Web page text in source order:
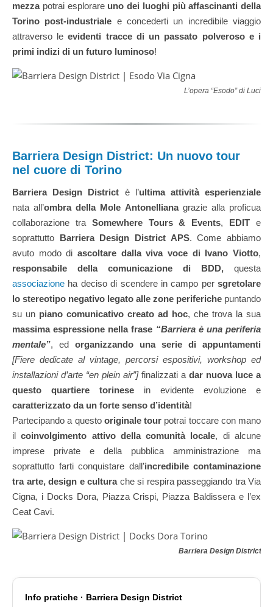
mezzapotrai esplorare uno dei luoghi più affascinanti della
Torino post-industriale e concederti un incredibile viaggio
attraverso leevidenti tracce di un passato polveroso e i
primi indizi di un futuro luminoso!
L’opera “Esodo” di
Barriera Design District: Un nuovo tour
nel cuore di Torino
Barriera Design District è l’ultima attività esperienziale
nata all’ombra della Mole Antonellianagrazie alla proficua
collaborazione tra Somewhere Tours & Events, EDIT e
soprattutto Barriera Design District APS. Come abbiamo
avuto modo di ascoltare dalla viva voce di Ivano Viotto,
responsabile della comunicazione di BDD, questa
associazione ha deciso di scendere in campo per sgretolare
lo stereotipo negativo legato alle zone periferiche puntando
su un piano comunicativo creato ad hoc, che trova la sua
massima espressione nella frase “Barriera è una periferia
mentale”, ed organizzando una serie di appuntamenti
[Fiere dedicate al vintage, percorsi espositivi, workshop ed
installazioni d’arte “en plein air”]finalizzati a dar nuova luce a
questo quartiere torinese in evidente evoluzione e
caratterizzato da un forte senso d’identità!
Partecipando a questo originale tour potrai toccare con mano
ilcoinvolgimento attivo della comunità locale, di alcune
imprese private e della pubblica amministrazione ma
soprattutto farti conquistare dall’incredibile contaminazione
tra arte, design e culturache si respira passeggiando tra Via
Cigna, i Docks Dora, Piazza Crispi, Piazza Baldissera e l’ex
Ceat Cavi.
Barriera Design District
Info pratiche · Barriera Design District